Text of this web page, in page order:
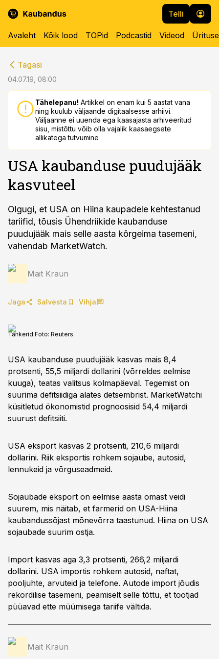
Telli
Avaleht Kõik lood TOPid Podcastid Videod
Tagasi
04.07.19, 08:00
Tähelepanu! Artikkel on enam kui 5 aastat vana
ning kuulub väljaande digitaalsesse arhiivi.
Väljaanne ei uuenda ega kaasajasta arhiveeritud
sisu, mistõttu võib olla vajalik kaasaegsete
allikatega tutvumine
USA kaubanduse puudujääk
kasvuteel
Olgugi, et USA on Hiina kaupadele kehtestanud
tariifid, tõusis Ühendriikide kaubanduse
puudujääk mais selle aasta kõrgeima tasemeni,
vahendab MarketWatch.
Mait Kraun
Jaga Salvesta Vihja
Tankerid.Foto: Reuters
USA kaubanduse puudujääk kasvas mais 8,4
protsenti, 55,5 miljardi dollarini (võrreldes eelmise
kuuga), teatas valitsus kolmapäeval. Tegemist on
suurima defitsiidiga alates detsembrist. MarketWatchi
küsitletud ökonomistid prognoosisid 54,4 miljardi
suurust defitsiiti.
USA eksport kasvas 2 protsenti, 210,6 miljardi
dollarini. Riik eksportis rohkem sojaube, autosid,
lennukeid ja võrguseadmeid.
Sojaubade eksport on eelmise aasta omast veidi
suurem, mis näitab, et farmerid on USA-Hiina
kaubandussõjast mõnevõrra taastunud. Hiina on USA
sojaubade suurim ostja.
Import kasvas aga 3,3 protsenti, 266,2 miljardi
dollarini. USA importis rohkem autosid, naftat,
pooljuhte, arvuteid ja telefone. Autode import jõudis
rekordilise tasemeni, peamiselt selle tõttu, et tootjad
püüavad ette müümisega tariife vältida.
Mait Kraun